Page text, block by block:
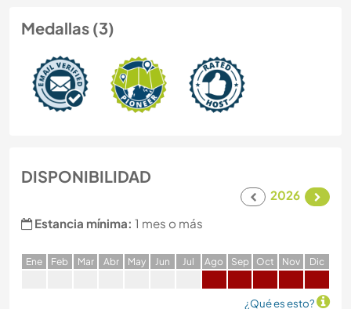
Medallas (3)
DISPONIBILIDAD
2026
Estancia mínima: 1 mes o más
Ene Feb Mar Abr May Jun Jul Ago Sep Oct Nov Dic
¿Qué es esto?